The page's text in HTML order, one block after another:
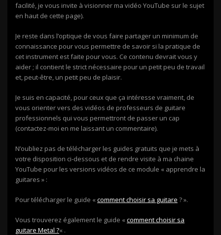
facilité, je vous invite à visionner ma vidéo YouTube sur le sujet
en haut de cette page).
Je reste dans l’optique de vous faire partager un minimum de
connaissance pour vous permettre de savoir si la pratique de
cet instrument est faite pour vous. Ce contenu devrait vous y
aider ; il contient le strict nécessaire pour un petit peu de travail
et, peut-être, un petit peu de plaisir.
Je suis en capacité, pour ceux que ça intéresse vraiment, de
vous orienter vers des vidéos de professeurs de guitare
professionnels qui vous permettront de passer un cap
(contactez-moi en me laissant un commentaire).
N’oubliez pas de télécharger les guides gratuits que je mets à
votre disposition ci-dessous et de rendre visite à ma chaine
YouTube pour les versions vidéos de ce module « apprendre la
guitares » :
Pour télécharger le guide «comment choisir sa guitare ? ».
Vous trouverez également le guide «comment choisir sa
guitare Metal ?« .